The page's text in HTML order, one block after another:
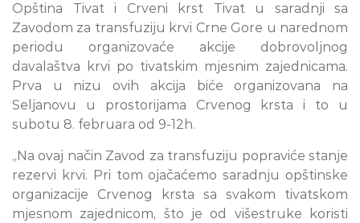
Opština Tivat i Crveni krst Tivat u saradnji sa
Zavodom za transfuziju krvi Crne Gore u narednom
periodu organizovaće akcije dobrovoljnog
davalaštva krvi po tivatskim mjesnim zajednicama.
Prva u nizu ovih akcija biće organizovana na
Seljanovu u prostorijama Crvenog krsta i to u
subotu 8. februara od 9-12h.
„Na ovaj način Zavod za transfuziju popraviće stanje
rezervi krvi. Pri tom ojačaćemo saradnju opštinske
organizacije Crvenog krsta sa svakom tivatskom
mjesnom zajednicom, što je od višestruke koristi